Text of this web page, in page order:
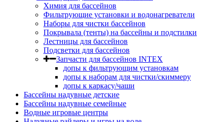
Химия для бассейнов
Фильтрующие установки и водонагреватели
Наборы для чистки бассейнов
Покрывала (тенты) на бассейны и подстилки
Лестницы для бассейнов
Подсветки для бассейнов
Запчасти для бассейнов INTEX
допы к фильтрующим установкам
допы к наборам для чистки/скиммеру
допы к каркасу/чаши
Бассейны надувные детские
Бассейны надувные семейные
Водные игровые центры